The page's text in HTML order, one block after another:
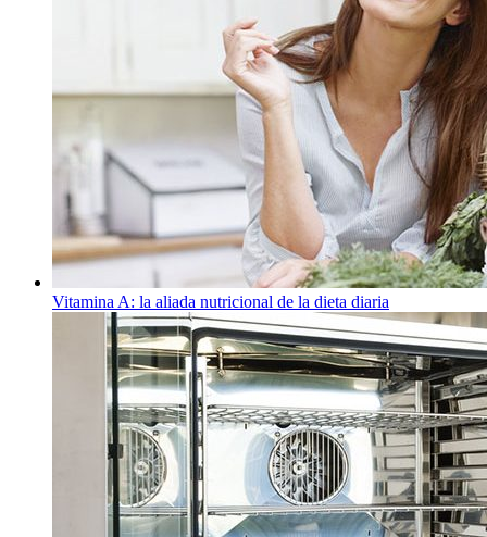
Vitamina A: la aliada nutricional de la dieta diaria